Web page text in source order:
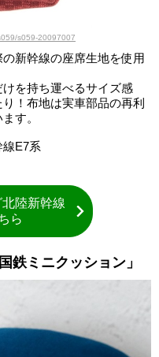
s059-20097007
新幹線の座席生地を使用
を持ち運べるサイズ感
！布地は実車部品の再利
す。
線E7系
陸新幹線
ら
鉄ミニクッション」